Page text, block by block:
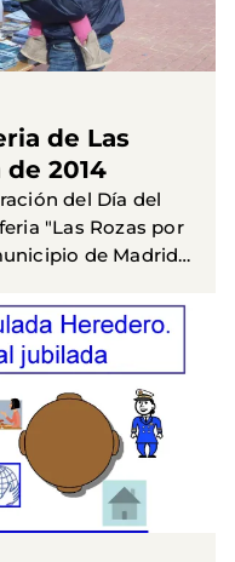
de Las
2014
del Día del
"Las Rozas por
de Madrid